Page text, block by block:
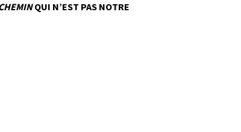
QUI N’EST PAS NOTRE